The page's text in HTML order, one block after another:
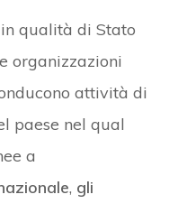
qualità di Stato
organizzazioni
attività di
paese nel qual
a
, gli